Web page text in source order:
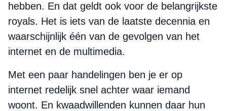
hebben. En dat geldt ook voor de belangrijkste
royals. Het is iets van de laatste decennia en
waarschijnlijk één van de gevolgen van het
internet en de multimedia.
Met een paar handelingen ben je er op
internet redelijk snel achter waar iemand
woont. En kwaadwillenden kunnen daar hun